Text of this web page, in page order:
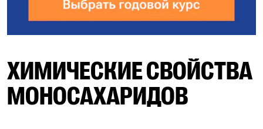
ХИМИЧЕСКИЕ СВОЙСТВА
МОНОСАХАРИДОВ